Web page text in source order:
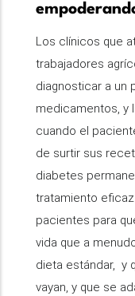
Los clínicos que
trabajadores
diagnosticar a un
medicamentos, y
cuando el
de surtir sus
diabetes
tratamiento
pacientes para
vida que a
dieta estándar, y
vayan, y que se